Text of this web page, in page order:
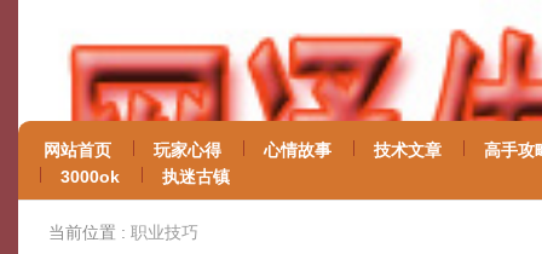
网站首页 玩家心得 心情故事 技术文章
高手攻
3000ok
执迷古镇
当前位置 : 职业技巧